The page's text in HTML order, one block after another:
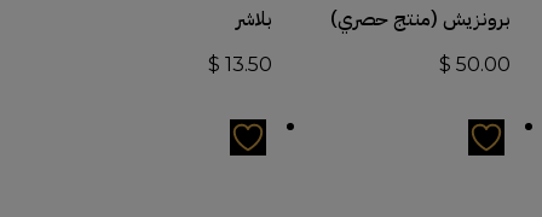
برونزيش (منتج حصري)
$ 50.00
بلاشر
$ 13.50